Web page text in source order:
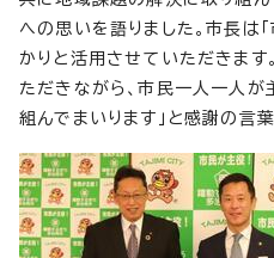
への思いを語りました。市長は
かりと活用させていただきます
ただきながら、市民一人一人が
組んでまいります」と感謝の言